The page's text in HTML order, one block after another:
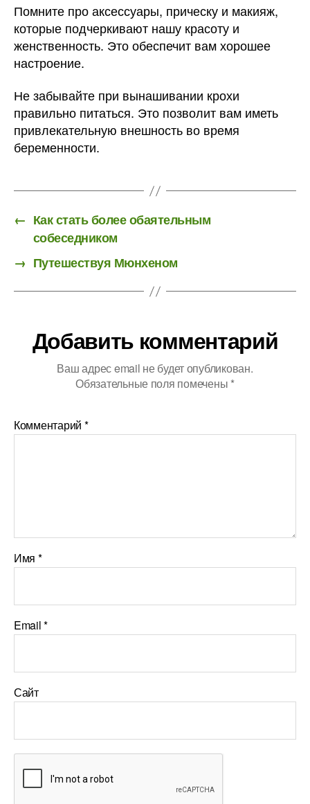
Помните про аксессуары, прическу и макияж,
которые подчеркивают нашу красоту и
женственность. Это обеспечит вам хорошее
настроение.
Не забывайте при вынашивании крохи
правильно питаться. Это позволит вам иметь
привлекательную внешность во время
беременности.
← Как стать более обаятельным
собеседником
→ Путешествуя Мюнхеном
Добавить комментарий
Ваш адрес email не будет опубликован.
Обязательные поля помечены *
Комментарий *
Имя *
Email*
Сайт